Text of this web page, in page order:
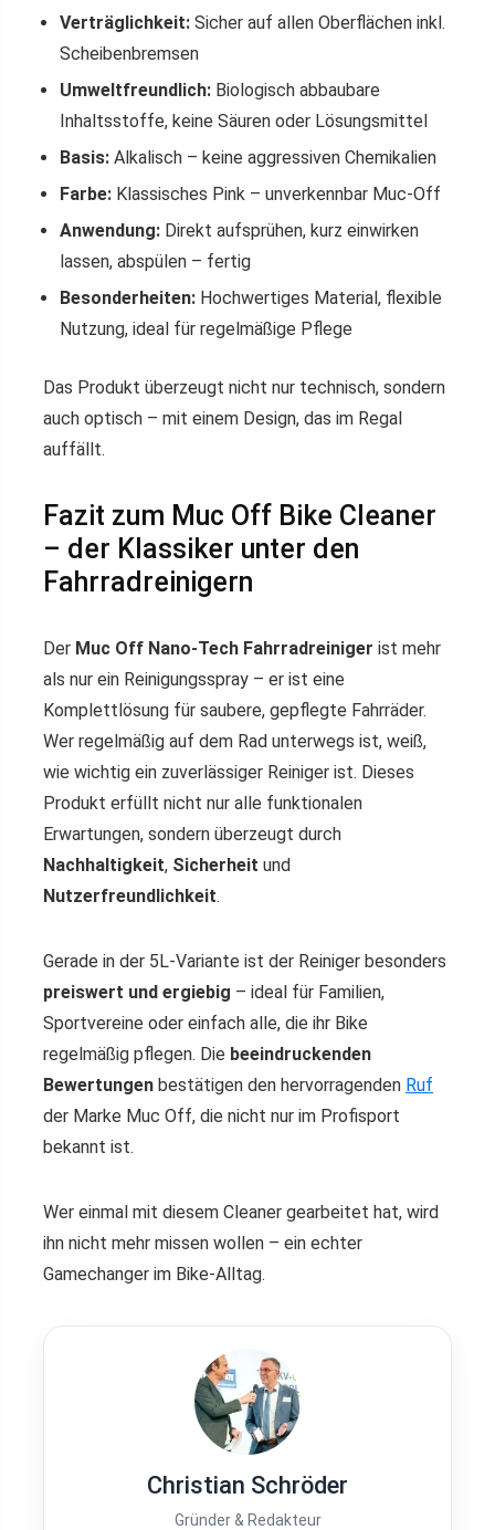
Verträglichkeit: Sicher auf allen Oberflächen inkl.
Scheibenbremsen
Umweltfreundlich: Biologisch abbaubare
Inhaltsstoffe, keine Säuren oder Lösungsmittel
Basis: Alkalisch – keine aggressiven Chemikalien
Farbe: Klassisches Pink – unverkennbar Muc-Off
Anwendung: Direkt aufsprühen, kurz einwirken
lassen, abspülen – fertig
Besonderheiten: Hochwertiges Material, flexible
Nutzung, ideal für regelmäßige Pflege
Das Produkt überzeugt nicht nur technisch, sondern
auch optisch – mit einem Design, das im Regal
auffällt.
Fazit zum Muc Off Bike Cleaner
– der Klassiker unter den
Fahrradreinigern
Der Muc Off Nano-Tech Fahrradreiniger ist mehr
als nur ein Reinigungsspray – er ist eine
Komplettlösung für saubere, gepflegte Fahrräder.
Wer regelmäßig auf dem Rad unterwegs ist, weiß,
wie wichtig ein zuverlässiger Reiniger ist. Dieses
Produkt erfüllt nicht nur alle funktionalen
Erwartungen, sondern überzeugt durch
Nachhaltigkeit, Sicherheit und
Nutzerfreundlichkeit.
Gerade in der 5L-Variante ist der Reiniger besonders
preiswert und ergiebig – ideal für Familien,
Sportvereine oder einfach alle, die ihr Bike
regelmäßig pflegen. Die beeindruckenden
Bewertungen bestätigen den hervorragenden Ruf
der Marke Muc Off, die nicht nur im Profisport
bekannt ist.
Wer einmal mit diesem Cleaner gearbeitet hat, wird
ihn nicht mehr missen wollen – ein echter
Gamechanger im Bike-Alltag.
Christian Schröder
Gründer & Redakteur